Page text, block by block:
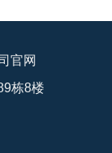
官网
栋8楼